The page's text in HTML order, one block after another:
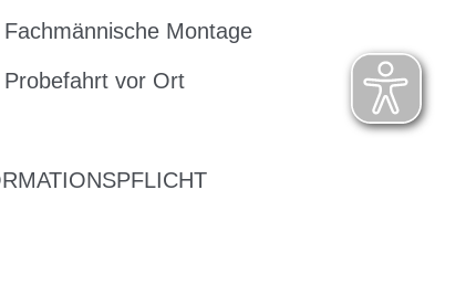
Fachmännische Montage
Probefahrt vor Ort